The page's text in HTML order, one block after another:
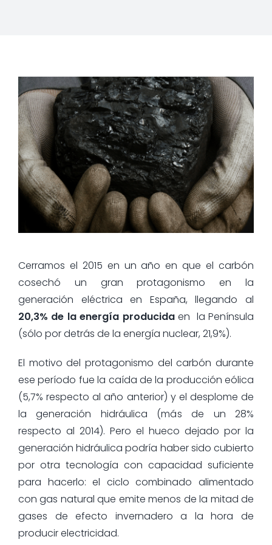
Cerramos el 2015 en un año en que el carbón
cosechó un gran protagonismo en la
generación eléctrica en España, llegando al
20,3% de la energía producidaen la Península
(sólo por detrás de la energía nuclear, 21,9%).
El motivo del protagonismo del carbón durante
ese período fue la caída de la producción eólica
(5,7% respecto al año anterior) y el desplome de
la generación hidráulica (más de un 28%
respecto al 2014). Pero el hueco dejado por la
generación hidráulica podría haber sido cubierto
por otra tecnología con capacidad suficiente
para hacerlo: el ciclo combinado alimentado
con gas natural que emite menos de la mitad de
gases de efecto invernadero a la hora de
producir electricidad.